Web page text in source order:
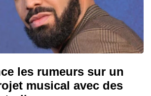
les rumeurs sur un
musical avec des